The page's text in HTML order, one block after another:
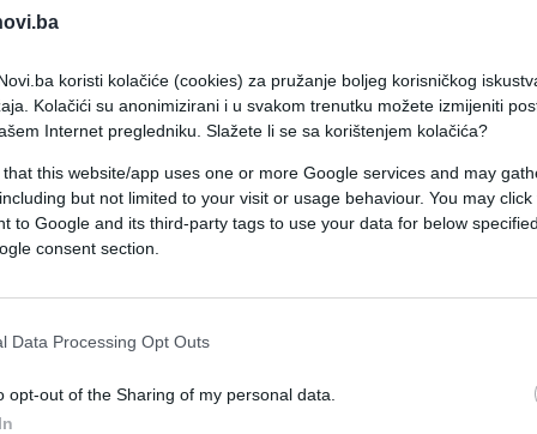
koristi kolačiće (cookies) za pružanje boljeg korisničkog
Kolačići su anonimizirani i u svakom trenutku možete izmijeniti
Internet pregledniku. Slažete li se sa korištenjem kolačića?
that this website/app uses one or more Google services and may
but not limited to your visit or usage behaviour. You may
to Google and its third-party tags to use your data for below
consent section.
Data Processing Opt Outs
opt-out of the Sharing of my personal data.
je optužbi za korupciju i umiješanost u
2011. godine.
komandira umiješan u ubistvo stotina
do okončanja njegove trodecenijske
Izrael Egipatski vrhovni sud oslobodio je
poslova Habib al-Adli i još četvorica
optužbi za umiješanost u ubistvo